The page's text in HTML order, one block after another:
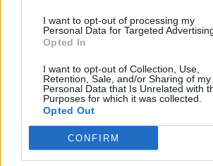
I want to opt-out of processing my
Personal Data for Targeted
Opted In
I want to opt-out of Collection, Use,
Retention, Sale, and/or Sharing of my
Personal Data that Is Unrelated with
Purposes for which it was collected.
Opted Out
CONFIRM
Comentar Letra
Comenta o pregunta lo que desees
'Situación'
Comentarios (1)